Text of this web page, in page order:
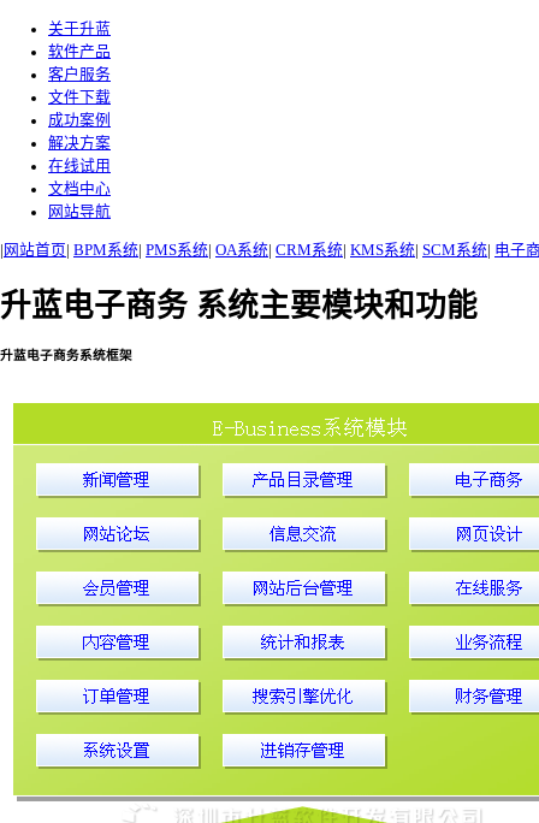
关于升蓝
软件产品
客户服务
文件下载
成功案例
解决方案
在线试用
文档中心
网站导航
| 网站首页| BPM系统| PMS系统| OA系统| CRM系统| KMS系统| SCM系统| 电子
升蓝电子商务 系统主要模块和功能
升蓝电子商务系统框架